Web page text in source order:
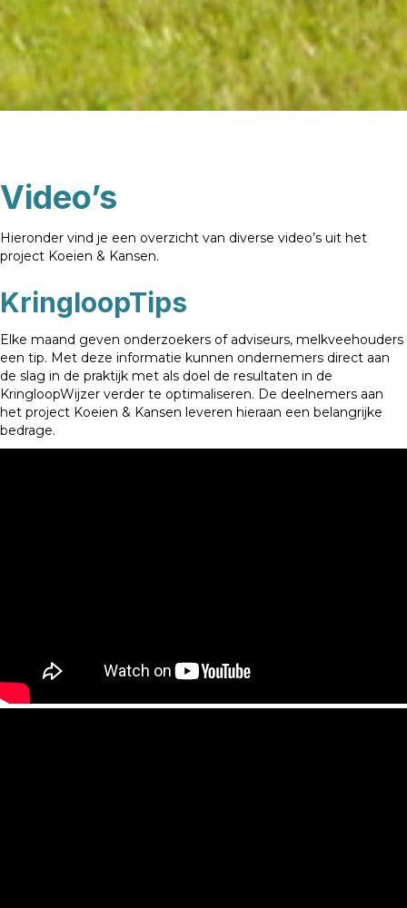
Video’s
Hieronder vind je een overzicht van diverse video’s uit het
project Koeien & Kansen.
KringloopTips
Elke maand geven onderzoekers of adviseurs, melkveehouders
een tip. Met deze informatie kunnen ondernemers direct aan
de slag in de praktijk met als doel de resultaten in de
KringloopWijzer verder te optimaliseren. De deelnemers aan
het project Koeien & Kansen leveren hieraan een belangrijke
bedrage.